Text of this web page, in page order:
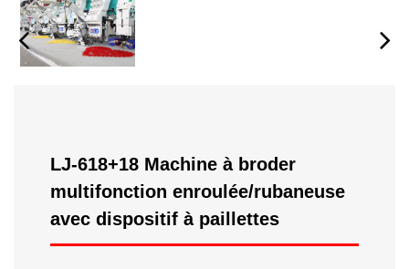
LJ-618+18 Machine à broder
multifonction enroulée/rubaneuse
avec dispositif à paillettes